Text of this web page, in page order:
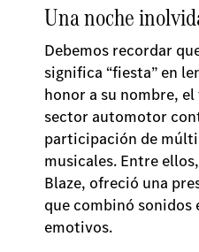
Una noche
Debemos recordar
significa “fiesta” en
honor a su nombre,
sector automotor
participación de
musicales. Entre
Blaze, ofreció una
que combinó
emotivos.